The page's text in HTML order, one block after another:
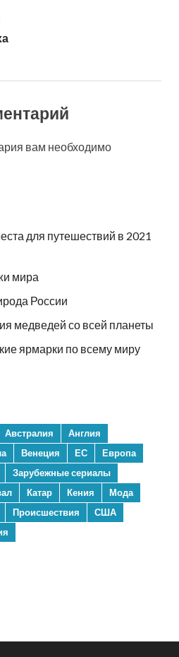
вам необходимо
для путешествий в 2021
мира
России
медведей со всей планеты
ярмарки по всему миру
Австралия
Англия
Венеция ЕС
Европа
Зарубежные сериалы
Катар Кения
Мода
Происшествия
США